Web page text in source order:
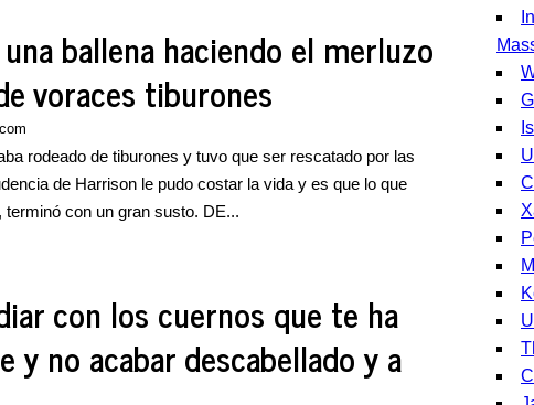
ballena haciendo el merluzo
voraces tiburones
rodeado de tiburones y tuvo que ser rescatado por las
de Harrison le pudo costar la vida y es que lo que
con un gran susto. DE...
con los cuernos que te ha
y no acabar descabellado y a